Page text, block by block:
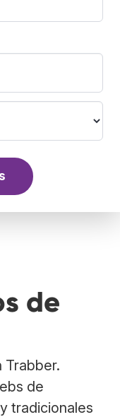
de
Trabber.
de
tradicionales